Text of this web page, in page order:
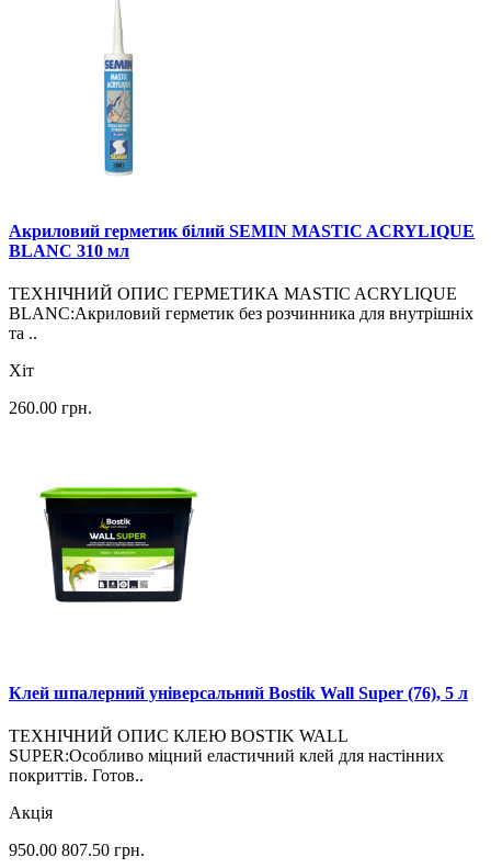
Акриловий герметик білий SEMIN MASTIC ACRYLIQUE
BLANC 310 мл
ТЕХНІЧНИЙ ОПИС ГЕРМЕТИКА MASTIC ACRYLIQUE
BLANC:Акриловий герметик без розчинника для внутрішніх
та ..
Хіт
260.00 грн.
Клей шпалерний універсальний Bostik Wall Super (76), 5 л
ТЕХНІЧНИЙ ОПИС КЛЕЮ BOSTIK WALL
SUPER:Особливо міцний еластичний клей для настінних
покриттів. Готов..
Акція
950.00 807.50 грн.